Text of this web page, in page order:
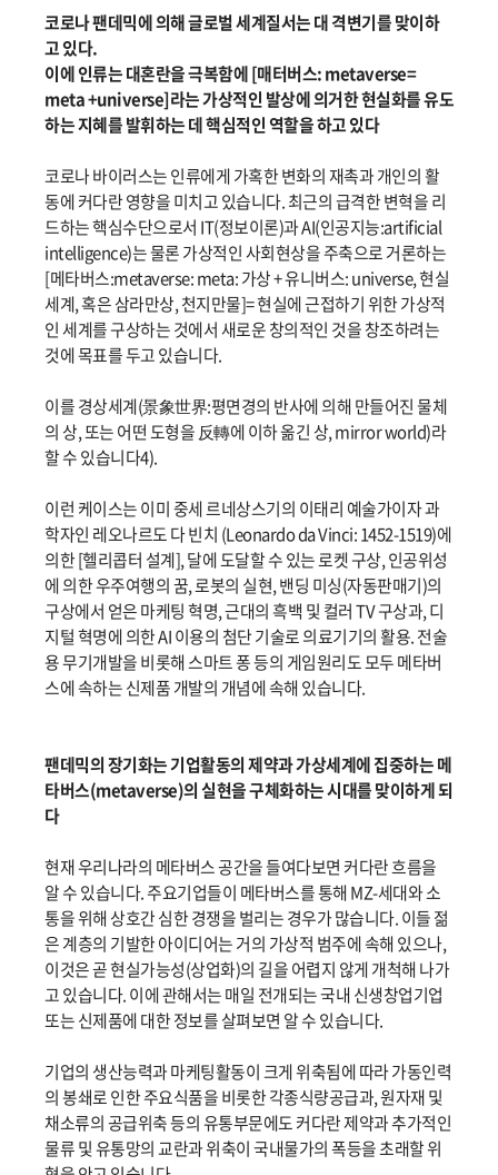
코로나 팬데믹에 의해 글로벌 세계질서는 대 격변기를 맞이하
고 있다.
이에 인류는 대혼란을 극복함에 [매터버스: metaverse=
meta +universe]라는 가상적인 발상에 의거한 현실화를 유도
하는 지혜를 발휘하는 데 핵심적인 역할을 하고 있다
코로나 바이러스는 인류에게 가혹한 변화의 재촉과 개인의 활
동에 커다란 영향을 미치고 있습니다. 최근의 급격한 변혁을 리
드하는 핵심수단으로서 IT(정보이론)과 AI(인공지능:artificial
intelligence)는 물론 가상적인 사회현상을 주축으로 거론하는
[메타버스:metaverse: meta: 가상 + 유니버스: universe, 현실
세계, 혹은 삼라만상, 천지만물]= 현실에 근접하기 위한 가상적
인 세계를 구상하는 것에서 새로운 창의적인 것을 창조하려는
것에 목표를 두고 있습니다.
이를 경상세계(景象世界:평면경의 반사에 의해 만들어진 물체
의 상, 또는 어떤 도형을 反轉에 이하 옮긴 상, mirror world)라
할 수 있습니다4).
이런 케이스는 이미 중세 르네상스기의 이태리 예술가이자 과
학자인 레오나르도 다 빈치 (Leonardo da Vinci: 1452-1519)에
의한 [헬리콥터 설계], 달에 도달할 수 있는 로켓 구상, 인공위성
에 의한 우주여행의 꿈, 로봇의 실현, 밴딩 미싱(자동판매기)의
구상에서 얻은 마케팅 혁명, 근대의 흑백 및 컬러 TV 구상과, 디
지털 혁명에 의한 AI 이용의 첨단 기술로 의료기기의 활용. 전술
용 무기개발을 비롯해 스마트 퐁 등의 게임원리도 모두 메타버
스에 속하는 신제품 개발의 개념에 속해 있습니다.
팬데믹의 장기화는 기업활동의 제약과 가상세계에 집중하는 메
타버스(metaverse)의 실현을 구체화하는 시대를 맞이하게 되
다
현재 우리나라의 메타버스 공간을 들여다보면 커다란 흐름을
알 수 있습니다. 주요기업들이 메타버스를 통해 MZ-세대와 소
통을 위해 상호간 심한 경쟁을 벌리는 경우가 많습니다. 이들 젊
은 계층의 기발한 아이디어는 거의 가상적 범주에 속해 있으나,
이것은 곧 현실가능성(상업화)의 길을 어렵지 않게 개척해 나가
고 있습니다. 이에 관해서는 매일 전개되는 국내 신생창업기업
또는 신제품에 대한 정보를 살펴보면 알 수 있습니다.
기업의 생산능력과 마케팅활동이 크게 위축됨에 따라 가동인력
의 봉쇄로 인한 주요식품을 비롯한 각종식량공급과, 원자재 및
채소류의 공급위축 등의 유통부문에도 커다란 제약과 추가적인
물류 및 유통망의 교란과 위축이 국내물가의 폭등을 초래할 위